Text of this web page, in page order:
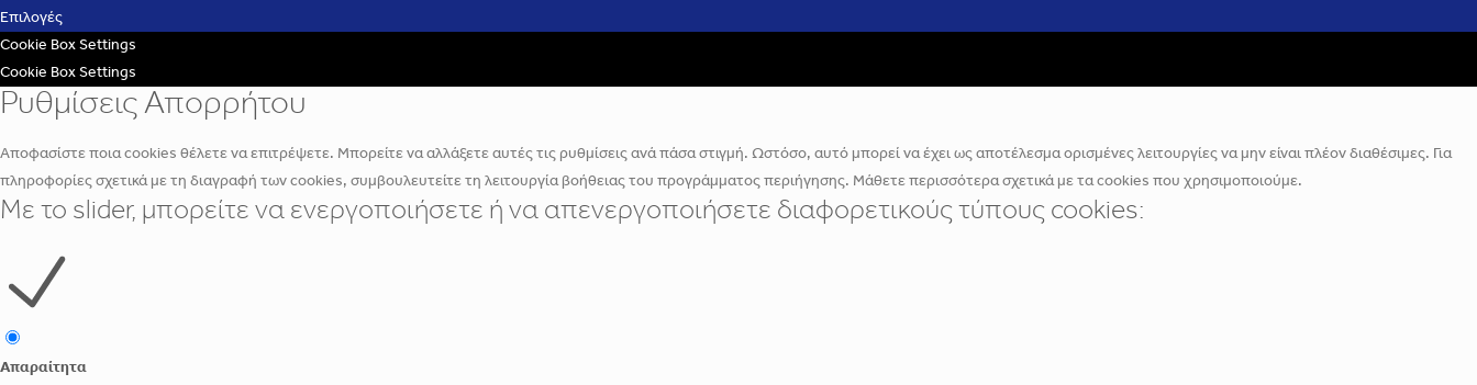
Επιλογές
Cookie Box Settings
Cookie Box Settings
Ρυθμίσεις Απορρήτου
Αποφασίστε ποια cookies θέλετε να επιτρέψετε. Μπορείτε να αλλάξετε αυτές τις ρυθμίσεις ανά πάσα στιγμή. Ωστόσο, αυτό μπορεί να έχει ως αποτέλεσμα ορισμένες λειτουργίες να μην είναι πλέον διαθέσιμες. Για
πληροφορίες σχετικά με τη διαγραφή των cookies, συμβουλευτείτε τη λειτουργία βοήθειας του προγράμματος περιήγησης. Μάθετε περισσότερα σχετικά με τα cookies που χρησιμοποιούμε.
Με το slider, μπορείτε να ενεργοποιήσετε ή να απενεργοποιήσετε διαφορετικούς τύπους cookies:
Απαραίτητα